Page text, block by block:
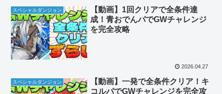
スペシャルダンジョン
【動画】1回クリアで全条件達
成！青おでんパでGWチャレンジ
を完全攻略
2026.04.27
スペシャルダンジョン
【動画】一発で全条件クリア！キ
コルパでGWチャレンジを完全攻